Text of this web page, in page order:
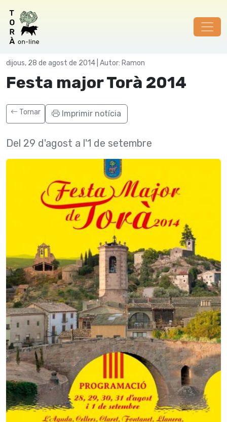
dijous, 28 de agost de 2014 | Autor: Ramon
Festa major Torà 2014
Tornar Imprimir notícia
Del 29 d'agost a l'1 de setembre